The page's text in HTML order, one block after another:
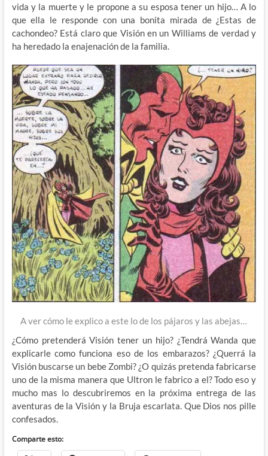
vida y la muerte y le propone a su esposa tener un hijo… A lo
que ella le responde con una bonita mirada de ¿Estas de
cachondeo? Está claro que Visión en un Williams de verdad y
ha heredado la enajenación de la familia.
A ver cómo le explico a este lo de los pájaros y las abejas…
¿Cómo pretenderá Visión tener un hijo? ¿Tendrá Wanda que
explicarle como funciona eso de los embarazos? ¿Querrá la
Visión buscarse un bebe Zombi? ¿O quizás pretenda fabricarse
uno de la misma manera que Ultron le fabrico a el? Todo eso y
mucho mas lo descubriremos en la próxima entrega de las
aventuras de la Visión y la Bruja escarlata. Que Dios nos pille
confesados.
Comparte esto: